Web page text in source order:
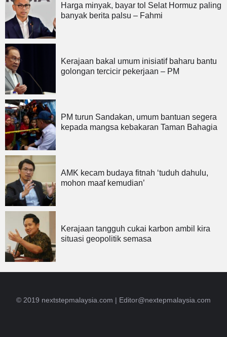
Harga minyak, bayar tol Selat Hormuz paling
banyak berita palsu – Fahmi
Kerajaan bakal umum inisiatif baharu bantu
golongan tercicir pekerjaan – PM
PM turun Sandakan, umum bantuan segera
kepada mangsa kebakaran Taman Bahagia
AMK kecam budaya fitnah ‘tuduh dahulu,
mohon maaf kemudian’
Kerajaan tangguh cukai karbon ambil kira
situasi geopolitik semasa
© 2019 nextstepmalaysia.com | Editor@nextepmalaysia.com